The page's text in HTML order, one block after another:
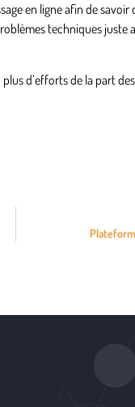
en ligne afin de
techniques juste
d’efforts de la part